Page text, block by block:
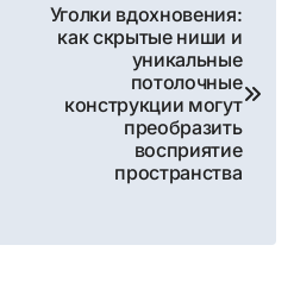
Уголки вдохновения:
как скрытые ниши и
уникальные
потолочные
конструкции могут
преобразить
восприятие
пространства